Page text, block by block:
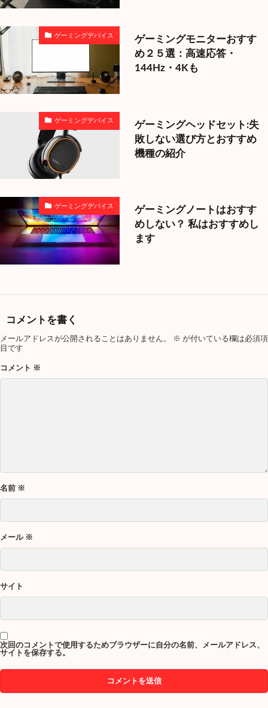
ゲーミングデバイス
ゲーミングモニターおすす
め２５選：高速応答・
144Hz・4Kも
ゲーミングデバイス
ゲーミングヘッドセット:失
敗しない選び方とおすすめ
機種の紹介
ゲーミングデバイス
ゲーミングノートはおすす
めしない？ 私はおすすめし
ます
コメントを書く
メールアドレスが公開されることはありません。 ※ が付いている欄は必須項
目です
コメント ※
名前 ※
メール ※
サイト
次回のコメントで使用するためブラウザーに自分の名前、メールアドレス、
サイトを保存する。